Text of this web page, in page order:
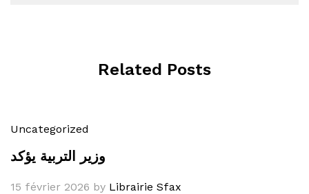
Related Posts
Uncategorized
وزير التربية يؤكد
15 février 2026 by Librairie Sfax